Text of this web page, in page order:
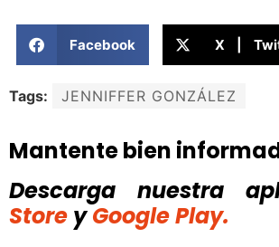
Facebook X |
Tags: JENNIFFER GONZÁLEZ
Mantente bien
Descarga nuestra
Store y Google Play.